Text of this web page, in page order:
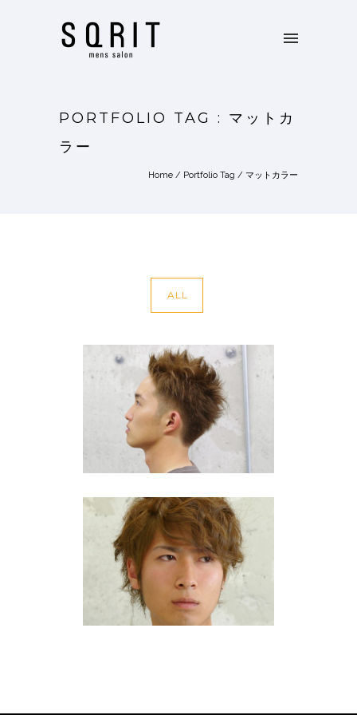
PORTFOLIO TAG : マットカ
ラー
Home / Portfolio Tag / マットカラー
ALL
福岡2024夏のメンズ・ヘア ベ
リーショート刈上げ
10・20代·刈上げ・ベリーショート
2024ハイトーン・カラー マッ
ト
10・20代 ·ミディアム